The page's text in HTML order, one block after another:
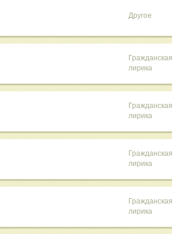
Другое
Гражданская
лирика
Гражданская
лирика
Гражданская
лирика
Гражданская
лирика